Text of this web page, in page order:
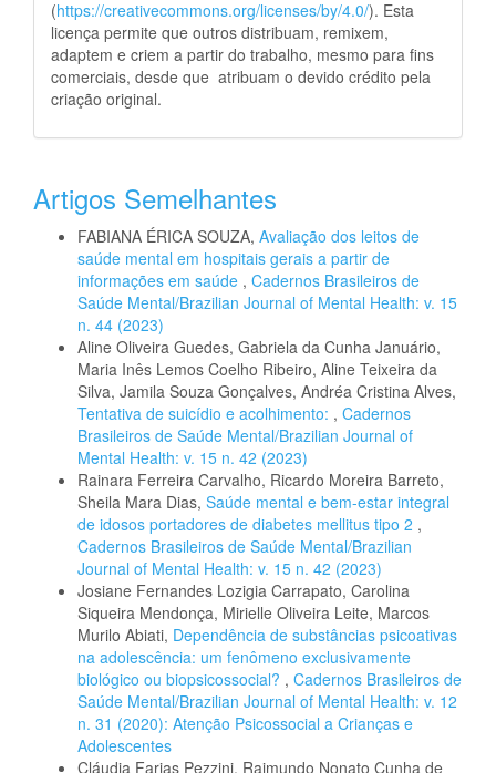
(https://creativecommons.org/licenses/by/4.0/). Esta
licença permite que outros distribuam, remixem,
adaptem e criem a partir do trabalho, mesmo para fins
comerciais, desde que atribuam o devido crédito pela
criação original.
Artigos Semelhantes
FABIANA ÉRICA SOUZA, Avaliação dos leitos de
saúde mental em hospitais gerais a partir de
informações em saúde , Cadernos Brasileiros de
Saúde Mental/Brazilian Journal of Mental Health: v. 15
n. 44 (2023)
Aline Oliveira Guedes, Gabriela da Cunha Januário,
Maria Inês Lemos Coelho Ribeiro, Aline Teixeira da
Silva, Jamila Souza Gonçalves, Andréa Cristina Alves,
Tentativa de suicídio e acolhimento: , Cadernos
Brasileiros de Saúde Mental/Brazilian Journal of
Mental Health: v. 15 n. 42 (2023)
Rainara Ferreira Carvalho, Ricardo Moreira Barreto,
Sheila Mara Dias, Saúde mental e bem-estar integral
de idosos portadores de diabetes mellitus tipo 2 ,
Cadernos Brasileiros de Saúde Mental/Brazilian
Journal of Mental Health: v. 15 n. 42 (2023)
Josiane Fernandes Lozigia Carrapato, Carolina
Siqueira Mendonça, Mirielle Oliveira Leite, Marcos
Murilo Abiati, Dependência de substâncias psicoativas
na adolescência: um fenômeno exclusivamente
biológico ou biopsicossocial? , Cadernos Brasileiros de
Saúde Mental/Brazilian Journal of Mental Health: v. 12
n. 31 (2020): Atenção Psicossocial a Crianças e
Adolescentes
Cláudia Farias Pezzini, Raimundo Nonato Cunha de